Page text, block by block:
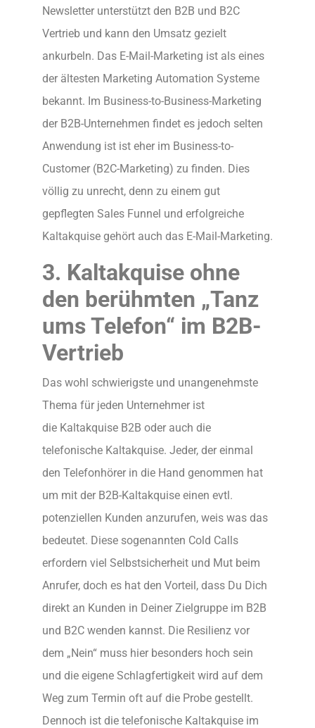
Newsletter unterstützt den B2B und B2C
Vertrieb und kann den Umsatz gezielt
ankurbeln. Das E-Mail-Marketing ist als eines
der ältesten Marketing Automation Systeme
bekannt. Im Business-to-Business-Marketing
der B2B-Unternehmen findet es jedoch selten
Anwendung ist ist eher im Business-to-
Customer (B2C-Marketing) zu finden. Dies
völlig zu unrecht, denn zu einem gut
gepflegten Sales Funnel und erfolgreiche
Kaltakquise gehört auch das E-Mail-Marketing.
3. Kaltakquise ohne
den berühmten „Tanz
ums Telefon“ im B2B-
Vertrieb
Das wohl schwierigste und unangenehmste
Thema für jeden Unternehmer ist
die Kaltakquise B2B oder auch die
telefonische Kaltakquise. Jeder, der einmal
den Telefonhörer in die Hand genommen hat
um mit der B2B-Kaltakquise einen evtl.
potenziellen Kunden anzurufen, weis was das
bedeutet. Diese sogenannten Cold Calls
erfordern viel Selbstsicherheit und Mut beim
Anrufer, doch es hat den Vorteil, dass Du Dich
direkt an Kunden in Deiner Zielgruppe im B2B
und B2C wenden kannst. Die Resilienz vor
dem „Nein“ muss hier besonders hoch sein
und die eigene Schlagfertigkeit wird auf dem
Weg zum Termin oft auf die Probe gestellt.
Dennoch ist die telefonische Kaltakquise im